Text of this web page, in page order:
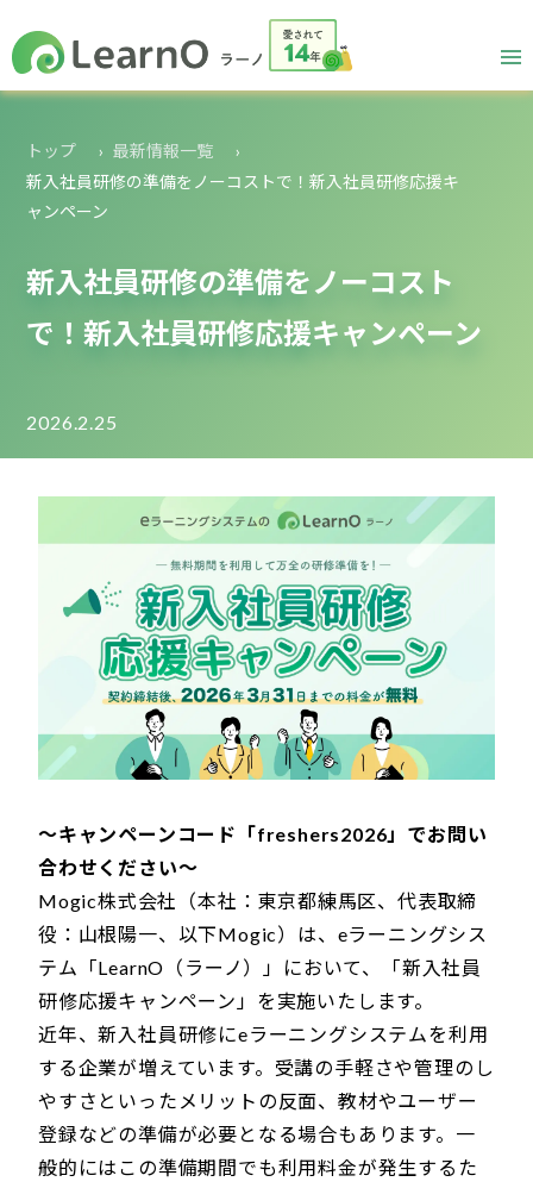
トップ
最新情報一覧
新入社員研修の準備をノーコストで！新入社員研修応援キ
ャンペーン
新入社員研修の準備をノーコスト
で！新入社員研修応援キャンペーン
2026.2.25
～キャンペーンコード「freshers2026」でお問い
合わせください～
Mogic株式会社（本社：東京都練馬区、代表取締
役：山根陽一、以下Mogic）は、eラーニングシス
テム「LearnO（ラーノ）」において、「新入社員
研修応援キャンペーン」を実施いたします。
近年、新入社員研修にeラーニングシステムを利用
する企業が増えています。受講の手軽さや管理のし
やすさといったメリットの反面、教材やユーザー
登録などの準備が必要となる場合もあります。一
般的にはこの準備期間でも利用料金が発生するた